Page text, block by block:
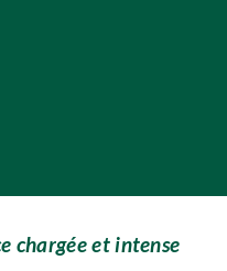
chargée et intense